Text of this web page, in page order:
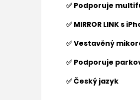
✅ Podporuje
✅ MIRROR LINK s
✅ Vestavěný
✅ Podporuje
✅ Český jazyk